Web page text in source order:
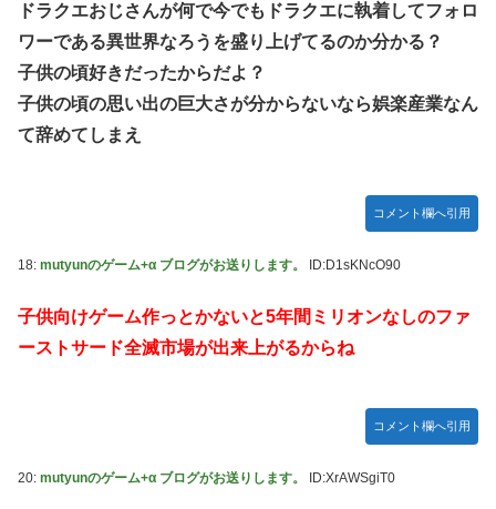
韓国人「どうやら五輪サッカー日韓戦でも審判の接待があっ
た模様…」→「メダル剥奪なのでは…？（ﾌﾞﾙﾌﾞﾙ」＝韓国の
反応
ハロプロ恵体ランキングTOP10
一ノ瀬美空ちゃん、イワシの三枚おろしに挑戦！！！【乃木
新体操で国体1位！ ついに現れた”リアル浅倉南ちゃん”
なんで今日の始球式に限って、瀬戸口心月ちゃんはミニスカ
【悲報】韓国サッカー 国際試合で審判買収(性接待)をして
た模様
ドラクエおじさんが何で今でもドラクエに執着してフォロ
ワーである異世界なろうを盛り上げてるのか分かる？
子供の頃好きだったからだよ？
子供の頃の思い出の巨大さが分からないなら娯楽産業なん
て辞めてしまえ
コメント欄へ引用
18: mutyunのゲーム+α ブログがお送りします。 ID:D1sKNcO90
子供向けゲーム作っとかないと5年間ミリオンなしのファ
ーストサード全滅市場が出来上がるからね
コメント欄へ引用
20: mutyunのゲーム+α ブログがお送りします。 ID:XrAWSgiT0